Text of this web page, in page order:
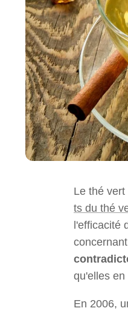
Le thé
ts du thé
l'efficacité
qu'elles en
En 2006,